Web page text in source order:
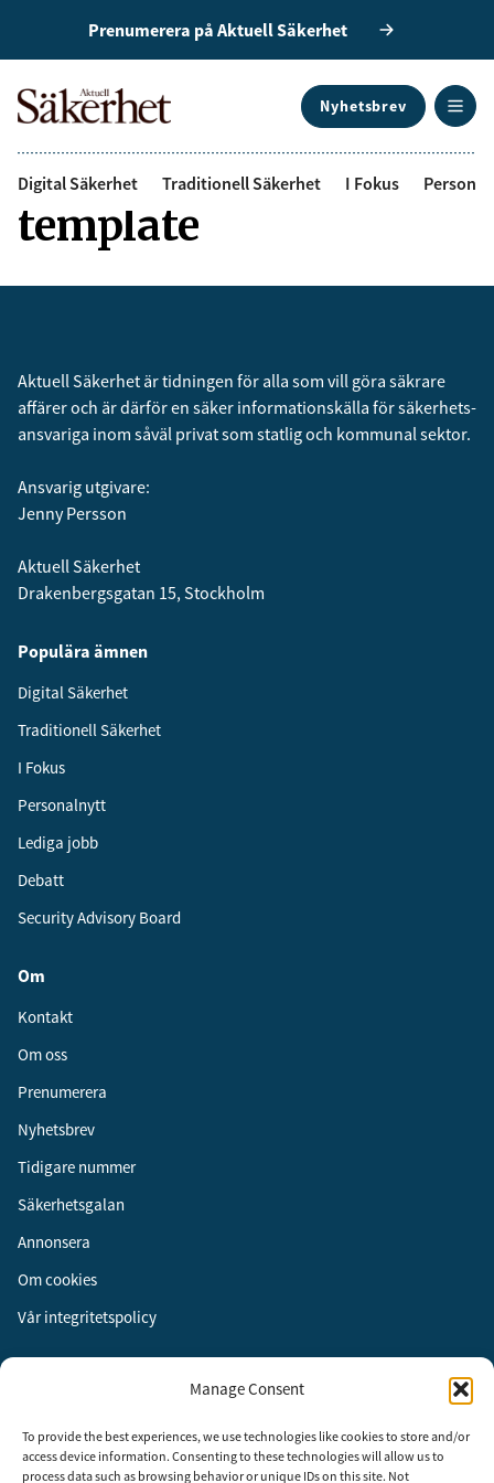
Manage Consent
To provide the best experiences, we use technologies like cookies to store and/or
access device information. Consenting to these technologies will allow us to
process data such as browsing behavior or unique IDs on this site. Not
Prenumerera på Aktuell Säkerhet
Nyhetsbrev
Digital Säkerhet Traditionell Säkerhet I Fokus
This is the auther
template
Aktuell Säkerhet är tidningen för alla som vill göra säkrare
affärer och är därför en säker informationskälla för säkerhets­
ansvariga inom såväl privat som statlig och kommunal sektor.
Ansvarig utgivare:
Jenny Persson
Aktuell Säkerhet
Drakenbergsgatan 15, Stockholm
Populära ämnen
Digital Säkerhet
Traditionell Säkerhet
I Fokus
Personalnytt
Lediga jobb
Debatt
Security Advisory Board
Om
Kontakt
Om oss
Prenumerera
Nyhetsbrev
Tidigare nummer
Säkerhetsgalan
Annonsera
Om cookies
Vår integritetspolicy
Instagram